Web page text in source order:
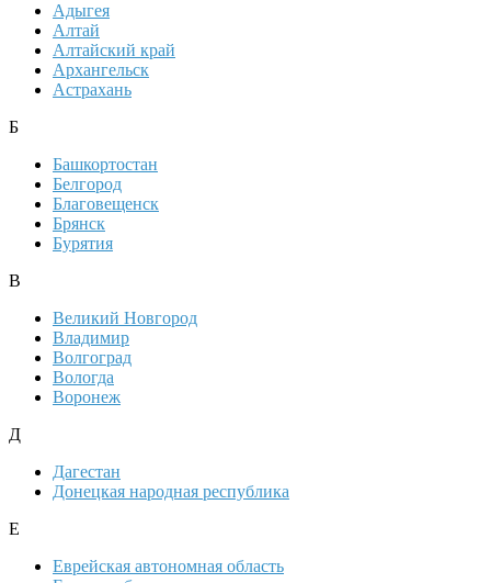
Адыгея
Алтай
Алтайский край
Архангельск
Астрахань
Б
Башкортостан
Белгород
Благовещенск
Брянск
Бурятия
В
Великий Новгород
Владимир
Волгоград
Вологда
Воронеж
Д
Дагестан
Донецкая народная республика
Е
Еврейская автономная область